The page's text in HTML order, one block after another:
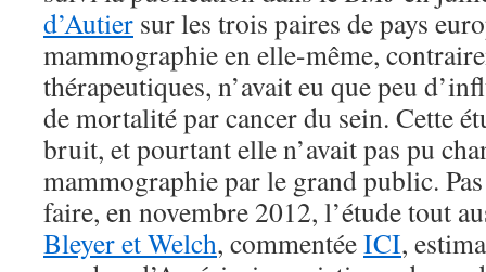
d’Autier sur les trois paires de pays
mammographie en elle-même,
thérapeutiques, n’avait eu que peu
de mortalité par cancer du sein. Cette
bruit, et pourtant elle n’avait pas pu
mammographie par le grand public.
faire, en novembre 2012, l’étude tout
Bleyer et Welch, commentéeICI,